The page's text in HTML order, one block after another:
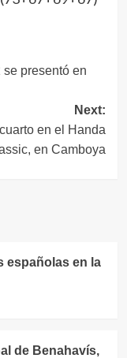
se presentó en
Next:
en el Handa
en Camboya
españolas en la
de Benahavís,